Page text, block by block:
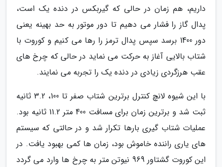
داریم، هم زمان در حالی که گیربکس در دنده یک است،
پدال گاز را فشار می دهیم تا دور موتور به حد بهینه یعنی
دور 1400 برسد سپس پدال ترمز را رها می کنیم و کوروت با
شتاب بالایی آغاز به حرکت می نماید در حالی که چرخ های
عقب هرزگردی زیادی در دنده یک را تجربه می نمایند.
با این شیوه لانچ کنترل برترین شتاب صفر تا 100، 3.2 ثانیه
ثبت شد و برترین زمان برای مسافت 400 متر 11.2 ثانیه بود.
عملیات شتاب گیری بارها تکرار شد و در حالتی که سیستم
های یاری راننده خاموش بود، زمان ها کمی بهبود یافت. در
این کوروت گشتاور 969 نیوتن متر به چرخ ها وارد می گردد